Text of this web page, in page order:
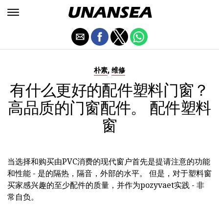
朴素, 维修
有什么更好的配件塑料门窗？
高品质的门窗配件。 配件塑料
窗
当选择和购买由PVC消费的现代窗户首先是提请注意的功能
和性能 - 是的隔热，隔音，外部的水平。 但是，对于塑料窗
买家感兴趣的至少配件的质量，并作为pozyvaet实践 - 非
常自负。